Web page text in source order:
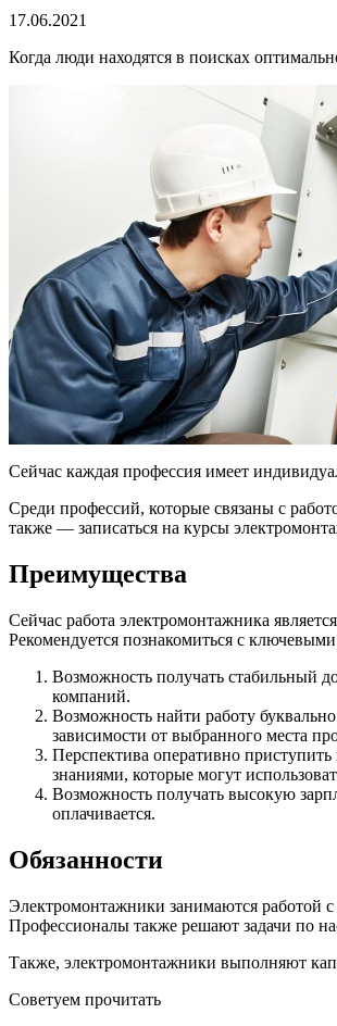
17.06.2021
Когда люди находятся в поисках
Сейчас каждая профессия имеет
Среди профессий, которые связаны с
также — записаться на курсы
Преимущества
Сейчас работа электромонтажника
Рекомендуется познакомиться с
Возможность получать стабильный
компаний.
Возможность найти работу
зависимости от выбранного места
Перспектива оперативно
знаниями, которые могут
Возможность получать высокую
оплачивается.
Обязанности
Электромонтажники занимаются работой
Профессионалы также решают задачи по
Также, электромонтажники выполняют
Советуем прочитать